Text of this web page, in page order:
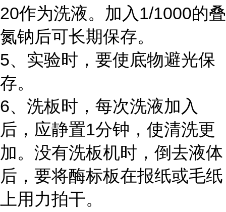
20作为洗液。加入1/1000的叠
氮钠后可长期保存。
5、实验时，要使底物避光保
存。
6、洗板时，每次洗液加入
后，应静置1分钟，使清洗更
加。没有洗板机时，倒去液体
后，要将酶标板在报纸或毛纸
上用力拍干。